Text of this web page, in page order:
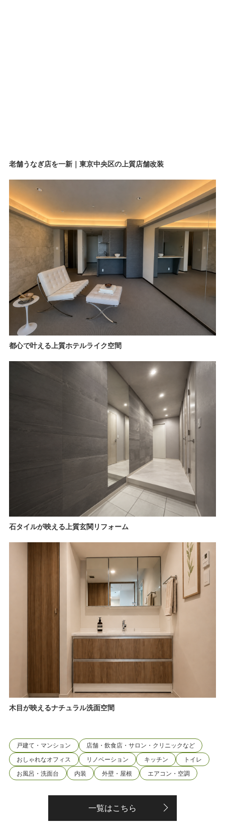
老舗うなぎ店を一新｜東京中央区の上質店舗改装
都心で叶える上質ホテルライク空間
石タイルが映える上質玄関リフォーム
木目が映えるナチュラル洗面空間
戸建て・マンション
店舗・飲食店・サロン・クリニックなど
おしゃれなオフィス
リノベーション キッチン
トイレ
お風呂・洗面台
内装 外壁・屋根 エアコン・空調
一覧はこちら